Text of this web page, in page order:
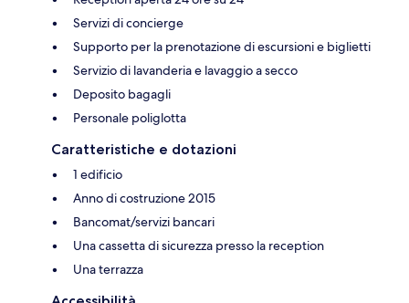
Servizi di concierge
Supporto per la prenotazione di escursioni e biglietti
Servizio di lavanderia e lavaggio a secco
Deposito bagagli
Personale poliglotta
Caratteristiche e dotazioni
1 edificio
Anno di costruzione 2015
Bancomat/servizi bancari
Una cassetta di sicurezza presso la reception
Una terrazza